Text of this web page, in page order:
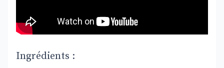
Ingrédients :